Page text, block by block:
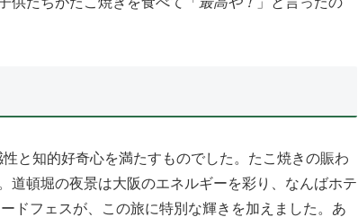
と知的好奇心を満たすものでした。たこ焼きの賑わ
道頓堀の夜景は大阪のエネルギーを彩り、なんばホテ
ドフェスが、この旅に特別な輝きを加えました。あ